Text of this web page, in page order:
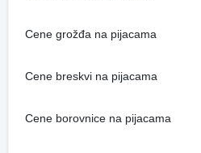
Cene grožđa na pijacama
Cene breskvi na pijacama
Cene borovnice na pijacama